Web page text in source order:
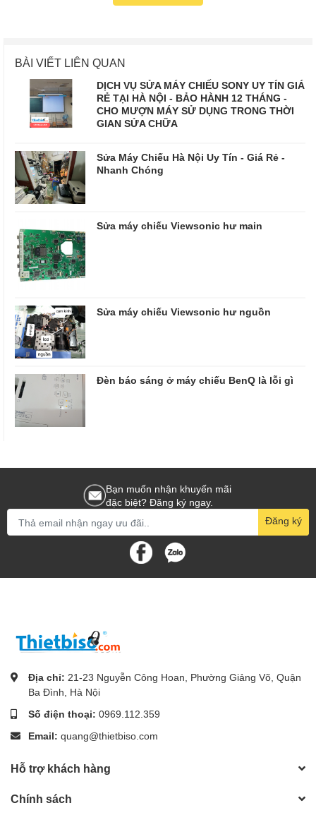
BÀI VIẾT LIÊN QUAN
DỊCH VỤ SỬA MÁY CHIẾU SONY UY TÍN GIÁ
RẺ TẠI HÀ NỘI - BẢO HÀNH 12 THÁNG -
CHO MƯỢN MÁY SỬ DỤNG TRONG THỜI
GIAN SỬA CHỮA
Sửa Máy Chiếu Hà Nội Uy Tín - Giá Rẻ -
Nhanh Chóng
Sửa máy chiếu Viewsonic hư main
Sửa máy chiếu Viewsonic hư nguồn
Đèn báo sáng ở máy chiếu BenQ là lỗi gì
Bạn muốn nhận khuyến mãi
đặc biệt? Đăng ký ngay.
Đăng ký
Địa chỉ: 21-23 Nguyễn Công Hoan, Phường Giảng Võ, Quận
Ba Đình, Hà Nội
Số điện thoại: 0969.112.359
Email: quang@thietbiso.com
Hỗ trợ khách hàng
Chính sách